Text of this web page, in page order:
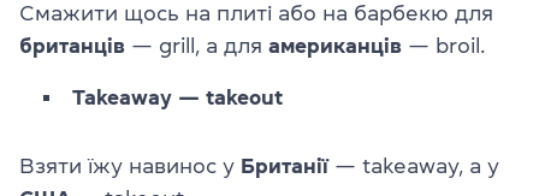
Смажити щось на плиті або на барбекю для
британців — grill, а для американців — broil.
Takeaway — takeout
Взяти їжу навинос у Британії— takeaway, а у